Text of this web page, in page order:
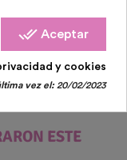
ESTE
done_all Aceptar
y cookies
vez el:20/02/2023